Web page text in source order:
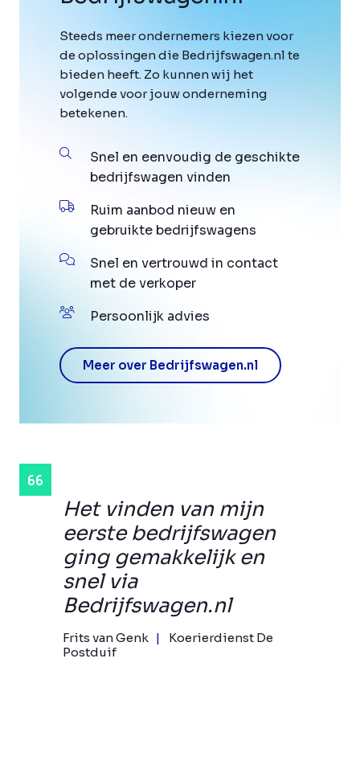
Het vinden van mijn
eerste bedrijfswagen
ging gemakkelijk en
snel via
Bedrijfswagen.nl
Frits van Genk
Koerierdienst De
Postduif
Steeds meer ondernemers kiezen voor
de oplossingen die Bedrijfswagen.nl te
bieden heeft. Zo kunnen wij het
volgende voor jouw onderneming
betekenen.
Snel en eenvoudig de geschikte
bedrijfswagen vinden
Ruim aanbod nieuw en
gebruikte bedrijfswagens
Snel en vertrouwd in contact
met de verkoper
Persoonlijk advies
Meer over Bedrijfswagen.nl